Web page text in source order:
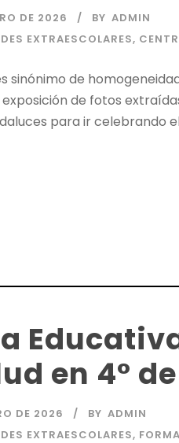
DE 2026 BY ADMIN
EXTRAESCOLARES,
sinónimo de
de fotos
para ir celebrando
en 4° de
DE 2026 BY ADMIN
EXTRAESCOLARES,